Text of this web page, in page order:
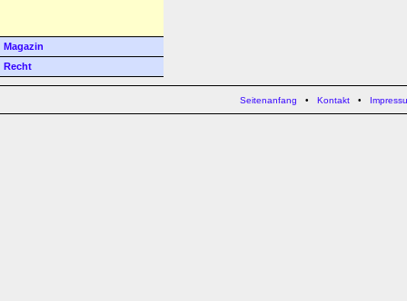
Magazin
Recht
Seitenanfang • Kontakt•